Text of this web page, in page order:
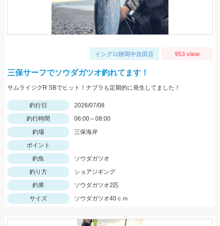
イシグロ静岡中吉田店 953 view
三保サーフでソウダガツオ釣れてます！
サムライジグR SBでヒット！ナブラも定期的に発生してました！
釣行日
2026/07/08
釣行時間
06:00～08:00
釣場
三保海岸
ポイント
釣魚
ソウダガツオ
釣り方
ショアジギング
釣果
ソウダガツオ2匹
サイズ
ソウダガツオ40ｃｍ